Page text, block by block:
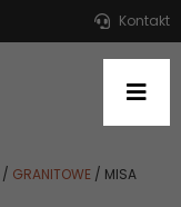
Kontakt
/ GRANITOWE / MISA